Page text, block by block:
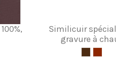
Similicuir
gravure à